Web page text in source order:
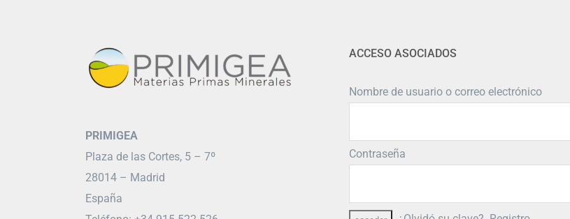
PRIMIGEA
Plaza de las Cortes, 5 – 7º
28014 – Madrid
España
ACCESO ASOCIADOS
Nombre de usuario o correo electrónico
Contraseña